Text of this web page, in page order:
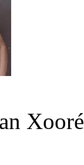
Xooré